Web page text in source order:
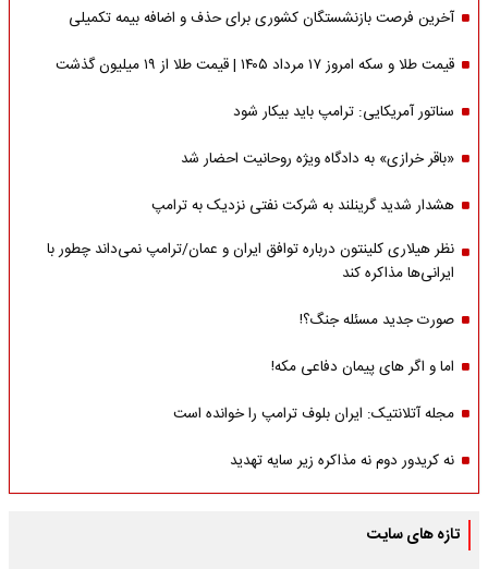
آخرین فرصت بازنشستگان کشوری برای حذف و اضافه بیمه تکمیلی
قیمت طلا و سکه امروز ۱۷ مرداد ۱۴۰۵ | قیمت طلا از ۱۹ میلیون گذشت
سناتور آمریکایی: ترامپ باید بیکار شود
«باقر خرازی» به دادگاه ویژه روحانیت احضار شد
هشدار شدید گرینلند به شرکت نفتی نزدیک به ترامپ
نظر هیلاری کلینتون درباره توافق ایران و عمان/ترامپ نمی‌داند چطور با
ایرانی‌ها مذاکره کند
صورت جدید مسئله جنگ؟!
اما و اگر های پیمان دفاعی مکه!
مجله آتلانتیک: ایران بلوف ترامپ را خوانده است
نه کریدور دوم نه مذاکره زیر سایه تهدید
تازه های سایت